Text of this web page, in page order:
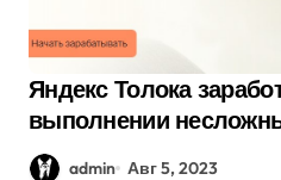
Яндекс Толока
выполнении
admin Авг 5, 2023